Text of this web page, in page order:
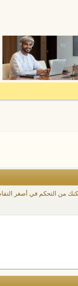
من التحكم في أصغر